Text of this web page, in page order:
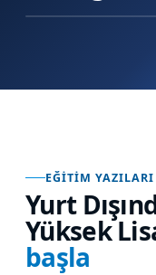
EĞITIM YAZILARI
Yurt
Yüksek
başla